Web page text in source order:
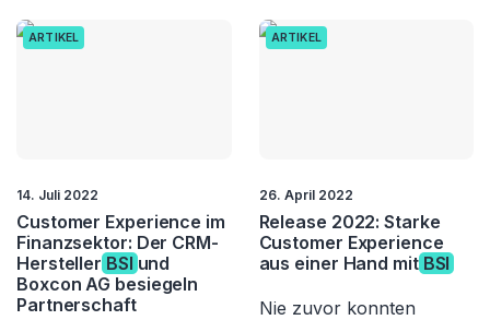
ARTIKEL
14. Juli 2022
Customer Experience im
Finanzsektor: Der CRM-
Hersteller BSI und
Boxcon AG besiegeln
Partnerschaft
ARTIKEL
26. April 2022
Release 2022: Starke
Customer Experience
aus einer Hand mit BSI
Nie zuvor konnten